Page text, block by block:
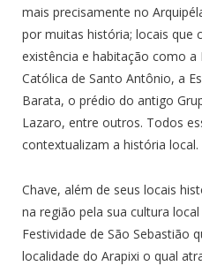
mais precisamente no
por muitas história; locais que
existência e habitação como
Católica de Santo Antônio, a
Barata, o prédio do antigo
Lazaro, entre outros. Todos
contextualizam a história local.
Chave, além de seus locais
na região pela sua cultura
Festividade de São Sebastião
localidade do Arapixi o qual